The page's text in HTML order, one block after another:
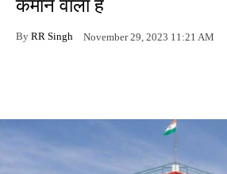
कमाने वाला है
By RR Singh November 29, 2023 11:21 AM